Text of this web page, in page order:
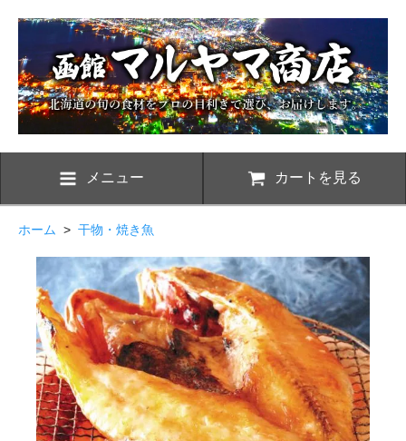
メニュー カートを見る
ホーム > 干物・焼き魚